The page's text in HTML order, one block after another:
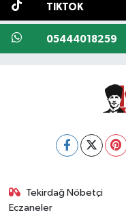
TIKTOK
05444018259
Tekirdağ Nöbetçi
Eczaneler